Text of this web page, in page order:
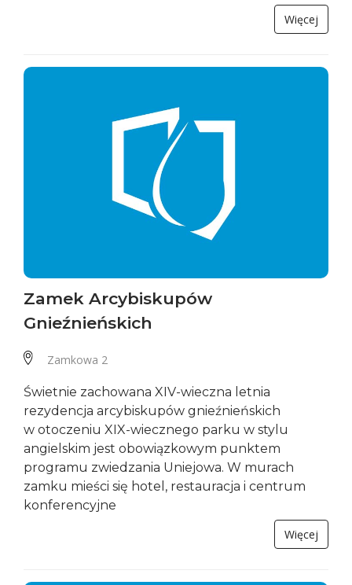
Więcej
Zamek Arcybiskupów
Gnieźnieńskich
Zamkowa 2
Świetnie zachowana XIV-wieczna letnia
rezydencja arcybiskupów gnieźnieńskich
w otoczeniu XIX-wiecznego parku w stylu
angielskim jest obowiązkowym punktem
programu zwiedzania Uniejowa. W murach
zamku mieści się hotel, restauracja i centrum
konferencyjne
Więcej